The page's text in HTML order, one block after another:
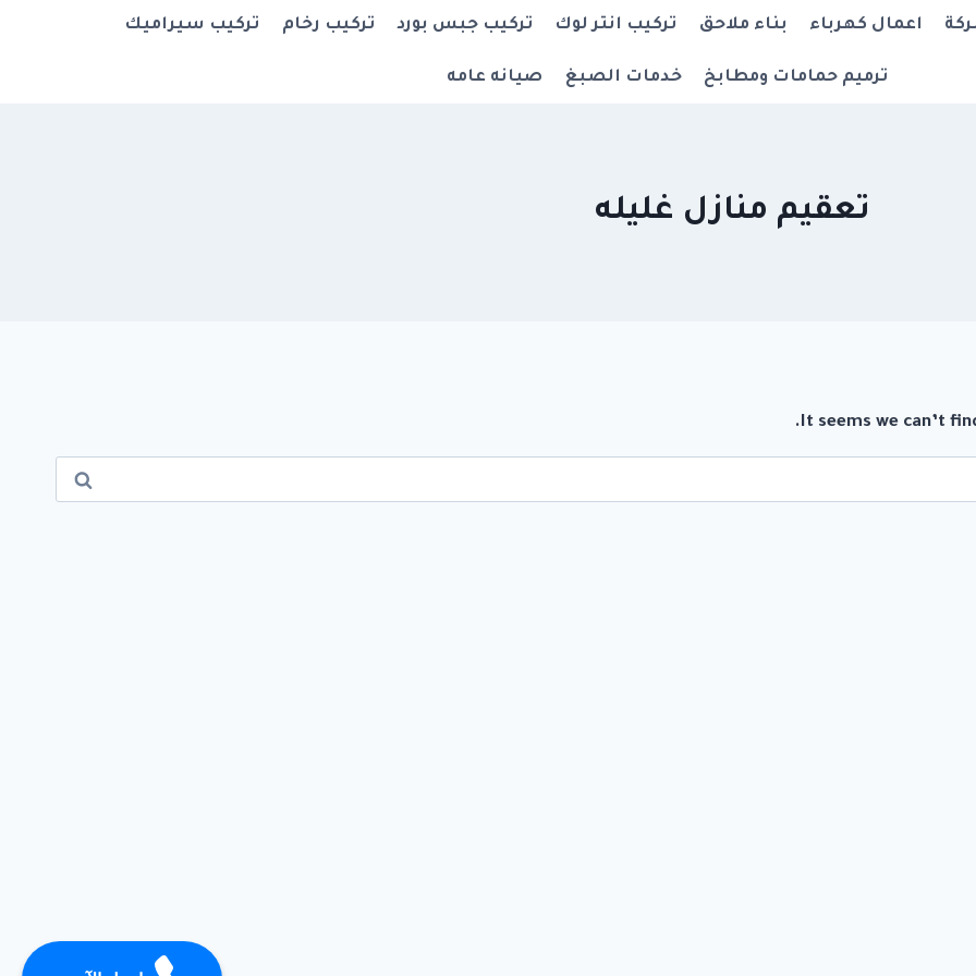
اعمال كهرباء بناء ملاحق تركيب انتر لوك تركيب جبس بورد تركيب رخام تركيب سيراميك
ترميم حمامات ومطابخ خدمات الصبغ صيانه عامه
تعقيم منازل غليله
It seems we can’t